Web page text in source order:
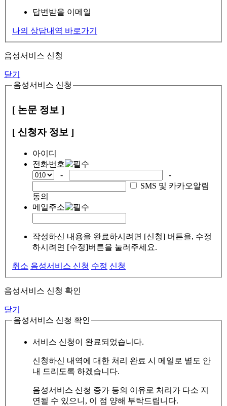
답변받을 이메일
나의 상담내역 바로가기
음성서비스 신청
닫기
음성서비스 신청
[ 논문 정보 ]
[ 신청자 정보 ]
아이디
전화번호
-
-
SMS 및 카카오알림
동의
메일주소
작성하신 내용을 완료하시려면 [신청] 버튼을, 수정
하시려면 [수정]버튼을 눌러주세요.
취소 음성서비스 신청 수정 신청
음성서비스 신청 확인
닫기
음성서비스 신청 확인
서비스 신청이 완료되었습니다.
신청하신 내역에 대한 처리 완료 시 메일로 별도 안
내 드리도록 하겠습니다.
음성서비스 신청 증가 등의 이유로 처리가 다소 지
연될 수 있으니, 이 점 양해 부탁드립니다.